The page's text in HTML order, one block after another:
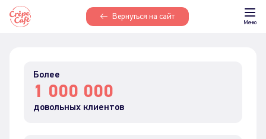
Вернуться на сайт
Меню
Более
1 000 000
довольных клиентов